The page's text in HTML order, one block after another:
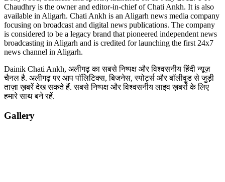
Chaudhry is the owner and editor-in-chief of Chati Ankh. It is also
available in Aligarh. Chati Ankh is an Aligarh news media company
focusing on broadcast and digital news publications. The company
is considered to be a legacy brand that pioneered independent news
broadcasting in Aligarh and is credited for launching the first 24x7
news channel in Aligarh.
Dainik Chati Ankh, अलीगढ़ का सबसे निष्पक्ष और विश्वसनीय हिंदी न्यूज़
चैनल है. अलीगढ़ पर आप पॉलिटिक्स, बिजनेस, स्पोर्ट्स और बॉलीवुड से जुड़ी
ताज़ा ख़बरें देख सकते हैं. सबसे निष्पक्ष और विश्वसनीय लाइव ख़बरों के लिए
हमारे साथ बने रहें.
Gallery